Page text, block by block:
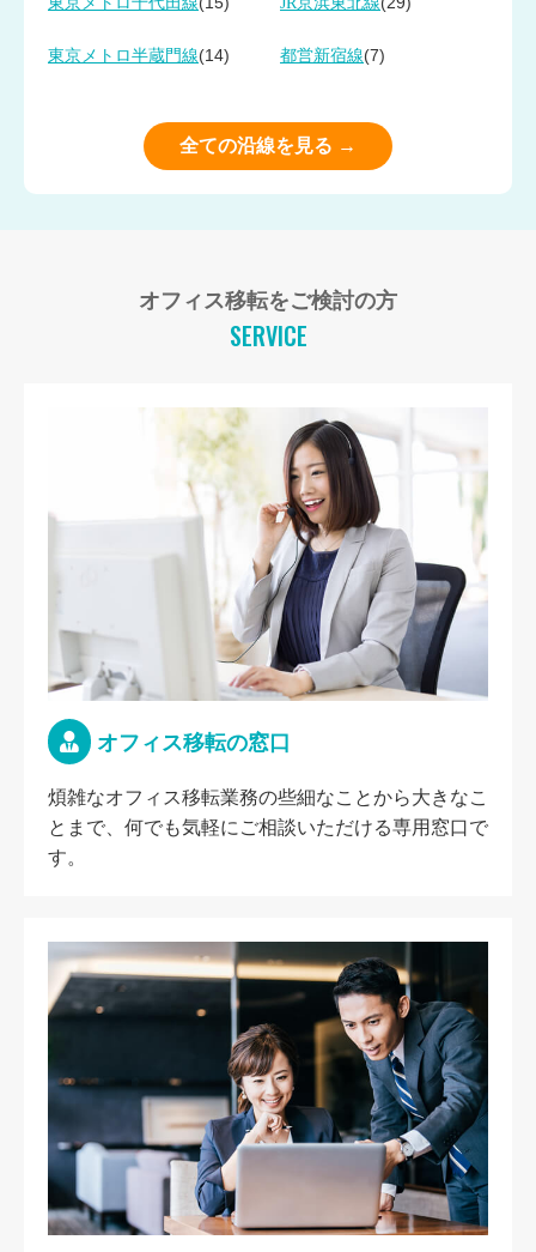
東京メトロ半蔵門線(14) 都営新宿線(7)
全ての沿線を見る →
オフィス移転をご検討の方
SERVICE
オフィス移転の窓口
煩雑なオフィス移転業務の些細なことから大きなこ
とまで、何でも気軽にご相談いただける専用窓口で
す。